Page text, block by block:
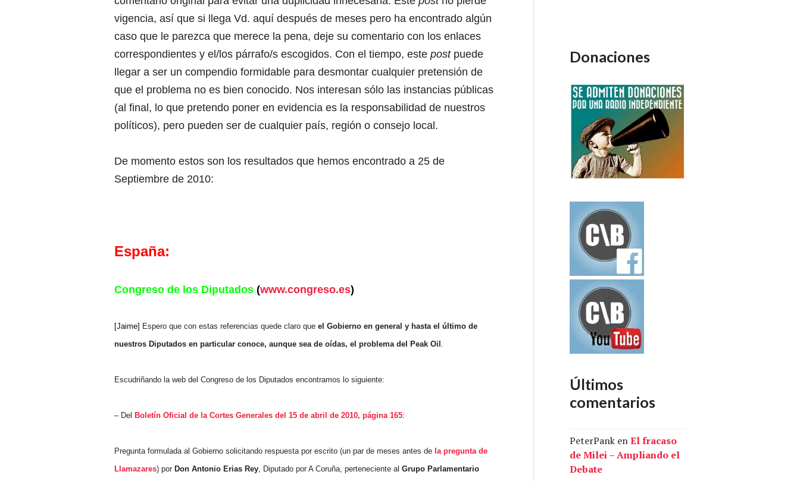
vigencia, así que si llega Vd. aquí después de meses pero ha encontrado algún
caso que le parezca que merece la pena, deje su comentario con los enlaces
correspondientes y el/los párrafo/s escogidos. Con el tiempo, este postpuede
llegar a ser un compendio formidable para desmontar cualquier pretensión de
que el problema no es bien conocido. Nos interesan sólo las instancias públicas
(al final, lo que pretendo poner en evidencia es la responsabilidad de nuestros
políticos), pero pueden ser de cualquier país, región o consejo local.
De momento estos son los resultados que hemos encontrado a 25 de
Septiembre de 2010:
España:
Congreso de los Diputados (www.congreso.es)
[Jaime] Espero que con estas referencias quede claro que el Gobierno en general y hasta el último de
nuestros Diputados en particular conoce, aunque sea de oídas, el problema del Peak Oil
Escudriñando la web del Congreso de los Diputados encontramos lo siguiente:
– Del Boletín Oficial de la Cortes Generales del 15 de abril de 2010, página 165:
Pregunta formulada al Gobierno solicitando respuesta por escrito (un par de meses antes de la pregunta de
Llamazares) por Don Antonio Erias Rey , Diputado por A Coruña, perteneciente al Grupo Parlamentario
Donaciones
Últimos
comentarios
PeterPank enEl fracaso
de Milei – Ampliando el
Debate